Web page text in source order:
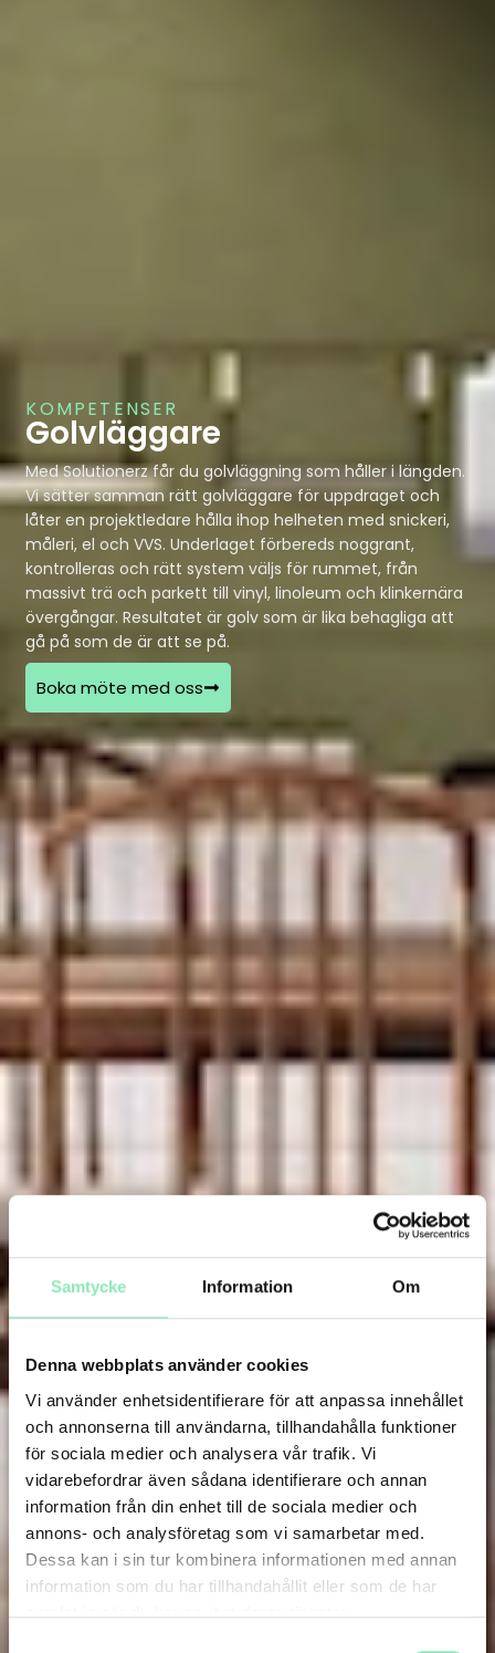
Samtycke Information Om
Denna webbplats använder cookies
Vi använder enhetsidentifierare för att anpassa innehållet
och annonserna till användarna, tillhandahålla funktioner
för sociala medier och analysera vår trafik. Vi
vidarebefordrar även sådana identifierare och annan
information från din enhet till de sociala medier och
annons- och analysföretag som vi samarbetar med.
Dessa kan i sin tur kombinera informationen med annan
information som du har tillhandahållit eller som de har
samlat in när du har använt deras tjänster.
KOMPETENSER
Golvläggare
Med Solutionerz får du golvläggning som håller i längden.
Vi sätter samman rätt golvläggare för uppdraget och
låter en projektledare hålla ihop helheten med snickeri,
måleri, el och VVS. Underlaget förbereds noggrant,
kontrolleras och rätt system väljs för rummet, från
massivt trä och parkett till vinyl, linoleum och klinkernära
övergångar. Resultatet är golv som är lika behagliga att
gå på som de är att se på.
Boka möte med oss